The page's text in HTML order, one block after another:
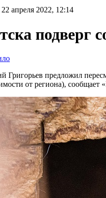
22 апреля 2022, 12:14
подверг
Григорьев предложил
от региона), сообщает